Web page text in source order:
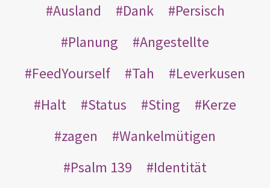
Ausland
Dank
Persisch
Planung
Angestellte
FeedYourself
Tah
Leverkusen
Halt
Status Sting
Kerze
zagen
Wankelmütigen
Psalm 139
Identität